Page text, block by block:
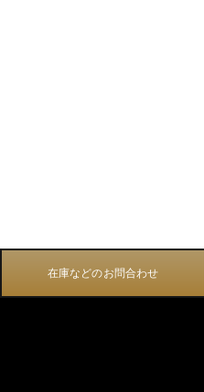
在庫などのお問合わせ